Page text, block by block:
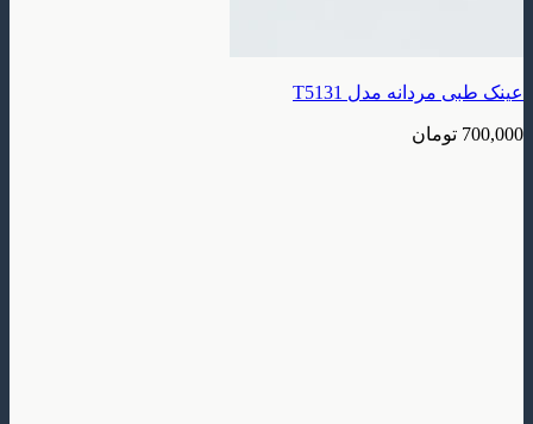
عینک طبی مردانه مدل T5131
700,000 تومان